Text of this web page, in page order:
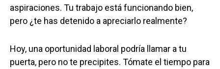
aspiraciones. Tu trabajo está funcionando bien,
pero ¿te has detenido a apreciarlo realmente?
Hoy, una oportunidad laboral podría llamar a tu
puerta, pero no te precipites. Tómate el tiempo para